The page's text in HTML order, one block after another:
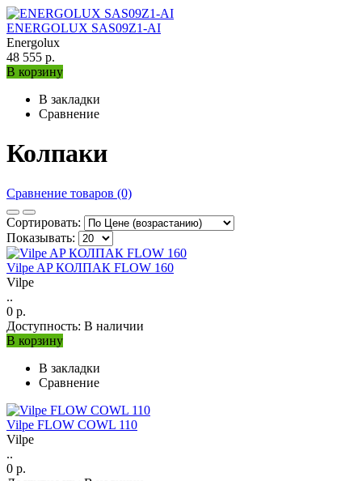
ENERGOLUX SAS09Z1-AI
Energolux
48 555 р.
В корзину
В закладки
Сравнение
Колпаки
Сравнение товаров (0)
Сортировать:
Показывать:
Vilpe AP КОЛПАК FLOW 160
Vilpe
..
0 р.
Доступность: В наличии
В корзину
В закладки
Сравнение
Vilpe FLOW COWL 110
Vilpe
..
0 р.